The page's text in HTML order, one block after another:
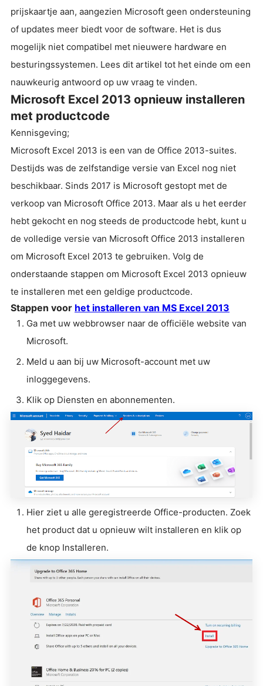
prijskaartje aan, aangezien Microsoft geen ondersteuning
of updates meer biedt voor de software. Het is dus
mogelijk niet compatibel met nieuwere hardware en
besturingssystemen. Lees dit artikel tot het einde om een
nauwkeurig antwoord op uw vraag te vinden.
Microsoft Excel 2013 opnieuw installeren
met productcode
Kennisgeving;
Microsoft Excel 2013 is een van de Office 2013-suites.
Destijds was de zelfstandige versie van Excel nog niet
beschikbaar. Sinds 2017 is Microsoft gestopt met de
verkoop van Microsoft Office 2013. Maar als u het eerder
hebt gekocht en nog steeds de productcode hebt, kunt u
de volledige versie van Microsoft Office 2013 installeren
om Microsoft Excel 2013 te gebruiken. Volg de
onderstaande stappen om Microsoft Excel 2013 opnieuw
te installeren met een geldige productcode.
Stappen voor het installeren van MS Excel 2013
Ga met uw webbrowser naar de officiële website van
Microsoft.
Meld u aan bij uw Microsoft-account met uw
inloggegevens.
Klik op Diensten en abonnementen.
Hier ziet u alle geregistreerde Office-producten. Zoek
het product dat u opnieuw wilt installeren en klik op
de knop Installeren.